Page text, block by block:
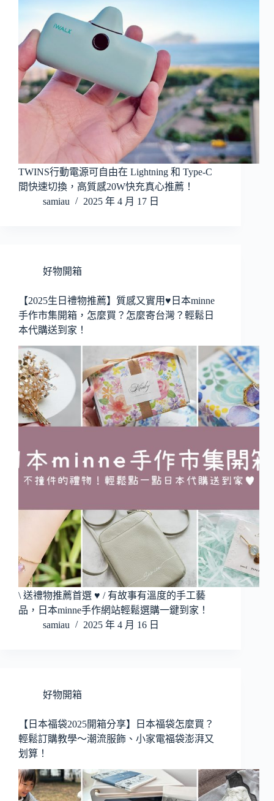
TWINS行動電源可自由在 Lightning 和 Type-C
間快速切換，高質感20W快充真心推薦！
samiau
2025 年 4 月 17 日
好物開箱
【2025生日禮物推薦】質感又實用♥日本minne
手作市集開箱，怎麼買？怎麼寄台灣？輕鬆日
本代購送到家！
\ 送禮物推薦首選 ♥ / 有故事有溫度的手工藝
品，日本minne手作網站輕鬆選購一鍵到家！
samiau
2025 年 4 月 16 日
好物開箱
【日本福袋2025開箱分享】日本福袋怎麼買？
輕鬆訂購教學～潮流服飾、小家電福袋澎湃又
划算！